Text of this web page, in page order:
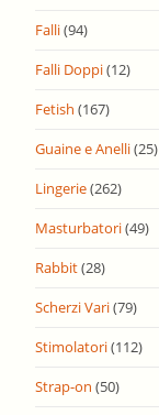
Falli(94)
Falli Doppi(12)
Fetish (167)
Guaine e Anelli(25)
Lingerie(262)
Masturbatori(49)
Rabbit(28)
Scherzi Vari(79)
Stimolatori(112)
Strap-on (50)